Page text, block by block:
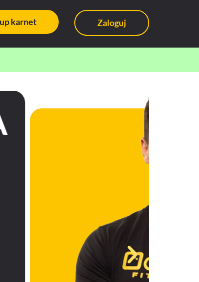
karnet Zaloguj
umów trening przez
w aplikacji Gymsy
zniżkę